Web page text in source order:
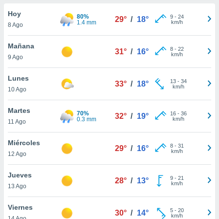
en
y
disponible
cookies
aceptar
Hoy
8 Ago
80%
1.4 mm
29° / 18° 9- 24
km/h
Mañana
9 Ago
31° / 16° 8- 22
km/h
Lunes
10 Ago
33° / 18° 13- 34
km/h
Martes
11 Ago
70%
0.3 mm
32° / 19° 16- 36
km/h
Miércoles
12 Ago
29° / 16° 8- 31
km/h
Jueves
13 Ago
28° / 13° 9- 21
km/h
Viernes
30° / 14° 5- 20
km/h